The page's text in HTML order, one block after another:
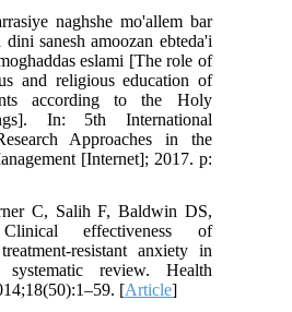
naghshe mo'allem bar
dini sanesh amoozan ebteda'i
moghaddas eslami [The role of
and religious education of
according to the Holy
In: 5th International
Approaches in the
[Internet]; 2017. p:
C, Salih F, Baldwin DS,
effectiveness of
resistant anxiety in
systematic review. Health
[Article